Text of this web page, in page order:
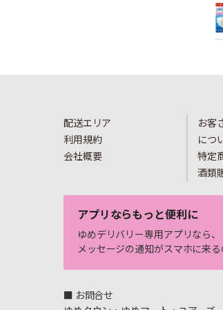
配送エリア
利用規約
会社概要
お客
につ
特定
酒類
アプリならもっと便利に
ゆめデリバリー専用アプリなら、
メッセージの通知がスマホに来る
■ お問合せ